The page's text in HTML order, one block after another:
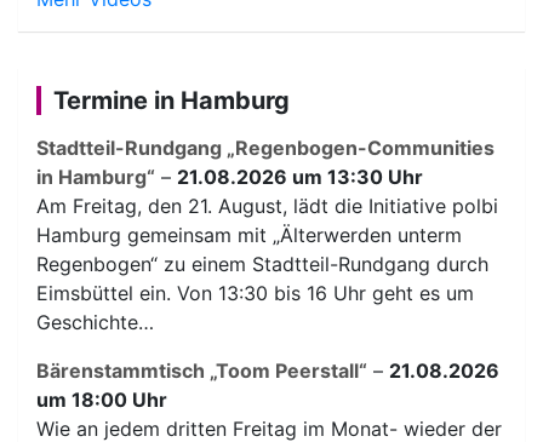
Termine in Hamburg
Stadtteil-Rundgang „Regenbogen-Communities
in Hamburg“ – 21.08.2026 um 13:30 Uhr
Am Freitag, den 21. August, lädt die Initiative polbi
Hamburg gemeinsam mit „Älterwerden unterm
Regenbogen“ zu einem Stadtteil-Rundgang durch
Eimsbüttel ein. Von 13:30 bis 16 Uhr geht es um
Geschichte…
Bärenstammtisch „Toom Peerstall“ – 21.08.2026
um 18:00 Uhr
Wie an jedem dritten Freitag im Monat- wieder der